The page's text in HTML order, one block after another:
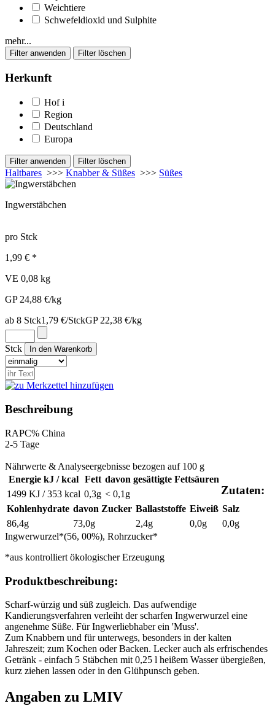
Weichtiere
Schwefeldioxid und Sulphite
mehr...
Herkunft
Hof i
Region
Deutschland
Europa
Haltbares >>> Knabber & Süßes >>> Süßes
Ingwerstäbchen
pro Stck
1,99 € *
VE 0,08 kg
GP 24,88 €/kg
ab 8 Stck1,79 €/StckGP 22,38 €/kg
Stck
Beschreibung
RAPC% China
2-5 Tage
Nährwerte & Analyseergebnisse bezogen auf 100 g
Energie kJ / kcal
1499 KJ / 353 kcal
Fett
0,3g
davon gesättigte Fettsäuren
< 0,1g
Kohlenhydrate
86,4g
davon Zucker
73,0g
Ballaststoffe
2,4g
Eiweiß
0,0g
Salz
0,0g
Zutaten:
Ingwerwurzel*(56, 00%), Rohrzucker*
*aus kontrolliert ökologischer Erzeugung
Produktbeschreibung:
Scharf-würzig und süß zugleich. Das aufwendige
Kandierungsverfahren verleiht der scharfen Ingwerwurzel eine
angenehme Süße. Für Ingwerliebhaber ein 'Muss'.
Zum Knabbern und für unterwegs, besonders in der kalten
Jahreszeit; zum Kochen oder Backen. Lecker auch als erfrischendes
Getränk - einfach 5 Stäbchen mit 0,25 l heißem Wasser übergießen,
kurz ziehen lassen oder in den Glühpunsch geben.
Angaben zu LMIV